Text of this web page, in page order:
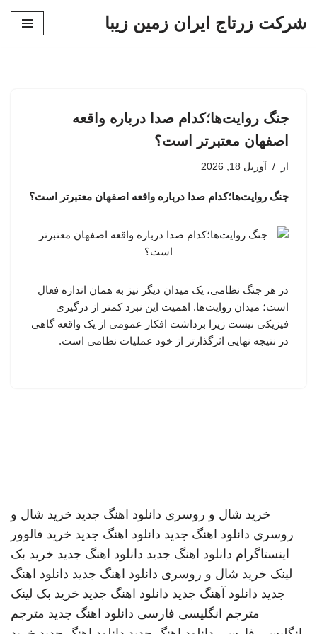
شرکت زرتاج ایران زمین زیبا
جنگ روایت‌ها؛کدام صدا درباره واقعه
اصفهان معتبرتر است؟
از آوریل 18, 2026
جنگ روایت‌ها؛کدام صدا درباره واقعه اصفهان معتبرتر است؟
در هر جنگ نظامی، یک میدان دیگر نیز به همان اندازه فعال
است؛ میدان روایت‌ها. اهمیت این نبرد کمتر از درگیری
فیزیکی نیست زیرا برداشت افکار عمومی از یک واقعه گاهی
در نتیجه‌ نهایی اثرگذارتر از خود عملیات نظامی است.
خرید شال و روسری دانلود اهنگ جدید خرید شال و
روسری دانلود اهنگ جدید دانلود اهنگ جدید خرید فالوور
اینستاگرام دانلود اهنگ جدید دانلود اهنگ جدید خرید بک
لینک خرید شال و روسری دانلود اهنگ جدید دانلود اهنگ
جدید دانلود آهنگ جدید دانلود اهنگ جدید خرید بک لینک
مترجم انگلیسی فارسی دانلود اهنگ جدید مترجم